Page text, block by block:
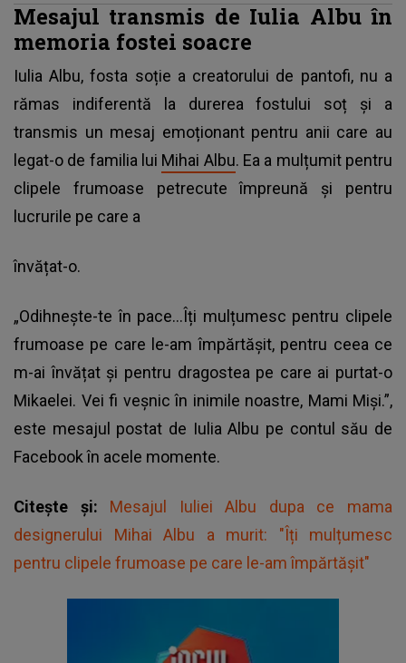
Mesajul transmis de Iulia Albu în
memoria fostei soacre
Iulia Albu, fosta soție a creatorului de pantofi, nu a
rămas indiferentă la durerea fostului soț și a
transmis un mesaj emoționant pentru anii care au
legat-o de familia lui Mihai Albu. Ea a mulțumit pentru
clipele frumoase petrecute împreună și pentru
lucrurile pe care a
învățat-o.
„Odihnește-te în pace…Îți mulțumesc pentru clipele
frumoase pe care le-am împărtășit, pentru ceea ce
m-ai învățat și pentru dragostea pe care ai purtat-o
Mikaelei. Vei fi veșnic în inimile noastre, Mami Miși.”,
este mesajul postat de Iulia Albu pe contul său de
Facebook în acele momente.
Citește și: Mesajul Iuliei Albu dupa ce mama
designerului Mihai Albu a murit: "Îți mulțumesc
pentru clipele frumoase pe care le-am împărtășit"